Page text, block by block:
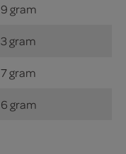
9 gram
3 gram
7 gram
6 gram